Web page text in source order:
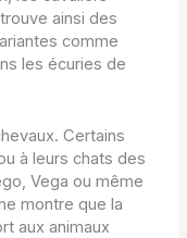
ainsi des
comme
les écuries de
Certains
à leurs chats des
Vega ou même
montre que la
aux animaux